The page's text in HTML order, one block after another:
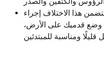
هذا الاختلاف إجراء
قدميك على الأرض،